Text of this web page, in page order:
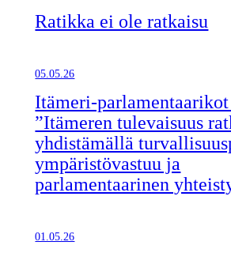
Ratikka ei ole ratkaisu
05.05.26
Itämeri-parlamentaarikot
”Itämeren tulevaisuus
yhdistämällä
ympäristövastuu ja
parlamentaarinen
01.05.26